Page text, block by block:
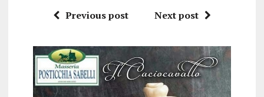
Previous post Next post